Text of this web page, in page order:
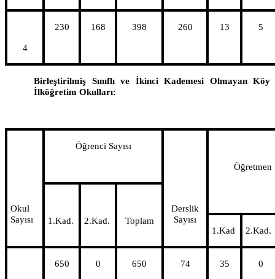
4
230 168 398 260 13 5
Birleştirilmiş Sınıflı ve İkinci Kademesi Olmayan Köy
İlköğretim Okulları:
Okul
Sayısı
Öğrenci Sayısı
Derslik
Sayısı
Öğretmen
1.Kad. 2.Kad.
Toplam
1.Kad
2.Kad.
650 0 650 74 35 0